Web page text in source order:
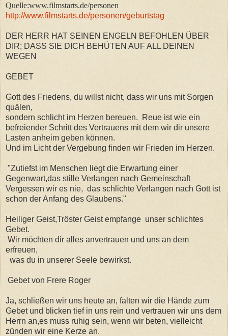
Quelle:www.filmstarts.de/personen
http://www.filmstarts.de/personen/geburtstag
DER HERR HAT SEINEN ENGELN BEFOHLEN ÜBER
DIR; DASS SIE DICH BEHÜTEN AUF ALL DEINEN
WEGEN
GEBET
Gott des Friedens, du willst nicht, dass wir uns mit Sorgen
quälen,
sondern schlicht im Herzen bereuen. Reue ist wie ein
befreiender Schritt des Vertrauens mit dem wir dir unsere
Lasten anheim geben können.
Und im Licht der Vergebung finden wir Frieden im Herzen.
"Zutiefst im Menschen liegt die Erwartung einer
Gegenwart,das stille Verlangen nach Gemeinschaft
Vergessen wir es nie, das schlichte Verlangen nach Gott ist
schon der Anfang des Glaubens."
Heiliger Geist,Tröster Geist empfange unser schlichtes
Gebet.
Wir möchten dir alles anvertrauen und uns an dem
erfreuen,
was du in unserer Seele bewirkst.
Gebet von Frere Roger
Ja, schließen wir uns heute an, falten wir die Hände zum
Gebet und blicken tief in uns rein und vertrauen wir uns dem
Herrn an,es muss ruhig sein, wenn wir beten, vielleicht
zünden wir eine Kerze an.